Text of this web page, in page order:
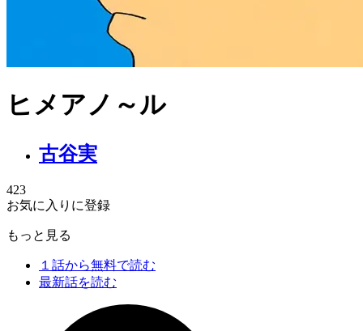
ヒメアノ～ル
古谷実
423
お気に入りに登録
もっと見る
１話から無料で読む
最新話を読む